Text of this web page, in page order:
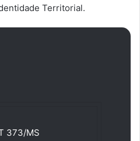
Territorial.
373/MS